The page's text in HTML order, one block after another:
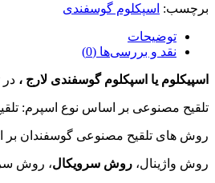
برچسب: اسپکلوم گوسفندی
توضیحات
نقد و بررسی‌ها (0)
اسپیکلوم یا اسپکلوم گوسفندی لارج ، در
تلقیح مصنوعی بر اساس نوع اسپرم: تلقیح
روش های تلقیح مصنوعی گوسفندان بر
روش واژینال، روش سرویکال، روش